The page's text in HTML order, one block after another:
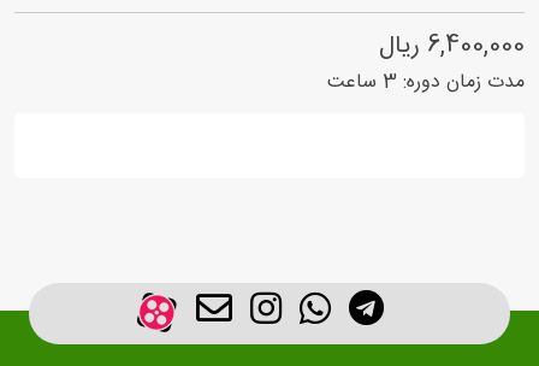
6,400,000 ریال
مدت زمان دوره: 3 ساعت